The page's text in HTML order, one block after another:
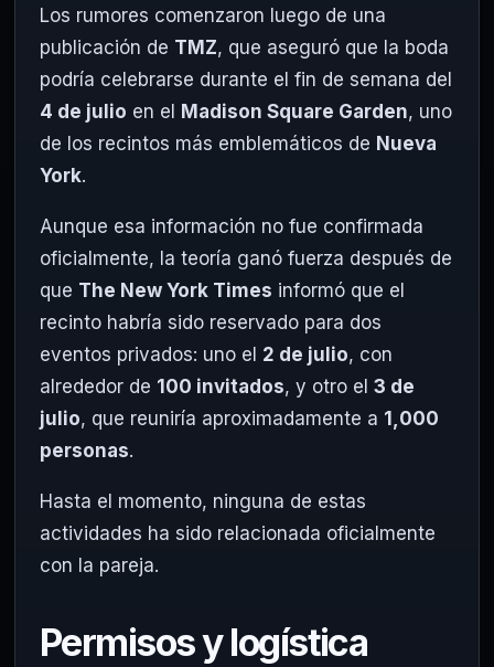
Los rumores comenzaron luego de una
publicación de TMZ, que aseguró que la boda
podría celebrarse durante el fin de semana del
4 de julio en el Madison Square Garden, uno
de los recintos más emblemáticos de Nueva
York.
Aunque esa información no fue confirmada
oficialmente, la teoría ganó fuerza después de
que The New York Times informó que el
recinto habría sido reservado para dos
eventos privados: uno el 2 de julio, con
alrededor de 100 invitados, y otro el 3 de
julio, que reuniría aproximadamente a 1,000
personas.
Hasta el momento, ninguna de estas
actividades ha sido relacionada oficialmente
con la pareja.
Permisos y logística